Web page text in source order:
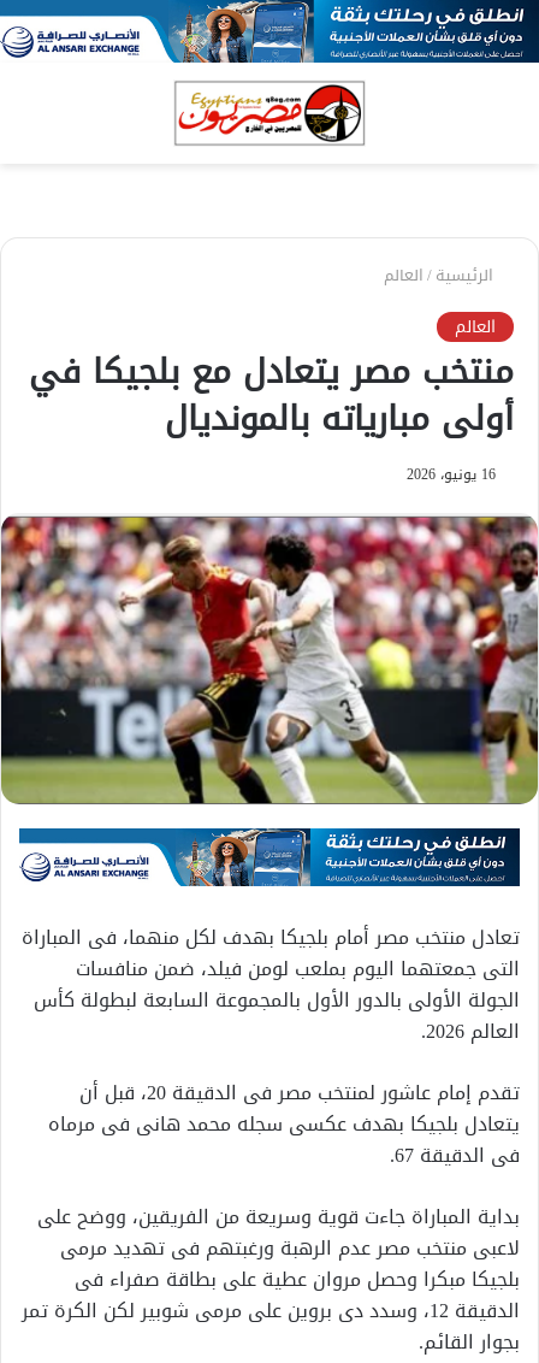
الرئيسية/العالم
العالم
منتخب مصر يتعادل مع بلجيكا في
أولى مبارياته بالمونديال
16 يونيو، 2026
تعادل منتخب مصر أمام بلجيكا بهدف لكل منهما، فى المباراة
التى جمعتهما اليوم بملعب لومن فيلد، ضمن منافسات
الجولة الأولى بالدور الأول بالمجموعة السابعة لبطولة كأس
العالم 2026.
تقدم إمام عاشور لمنتخب مصر فى الدقيقة 20، قبل أن
يتعادل بلجيكا بهدف عكسى سجله محمد هانى فى مرماه
فى الدقيقة 67.
بداية المباراة جاءت قوية وسريعة من الفريقين، ووضح على
لاعبى منتخب مصر عدم الرهبة ورغبتهم فى تهديد مرمى
بلجيكا مبكرا وحصل مروان عطية على بطاقة صفراء فى
الدقيقة 12، وسدد دى بروين على مرمى شوبير لكن الكرة تمر
بجوار القائم.